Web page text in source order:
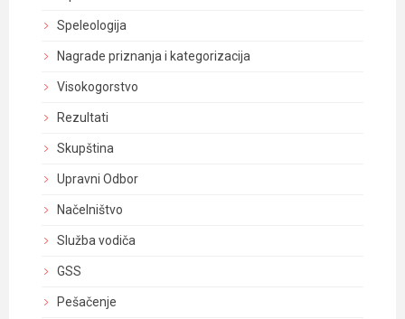
Speleologija
Nagrade priznanja i kategorizacija
Visokogorstvo
Rezultati
Skupština
Upravni Odbor
Načelništvo
Služba vodiča
GSS
Pešačenje